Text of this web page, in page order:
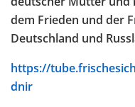
dem Frieden und der
Deutschland und
https://
dnir